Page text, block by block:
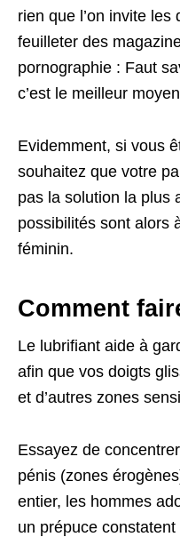
rien que l’on invite
feuilleter des
pornographie : Faut
c’est le meilleur
Evidemment, si vous
souhaitez que votre
pas la solution la plus
possibilités sont alors
féminin.
Comment
Le lubrifiant aide à
afin que vos doigts
et d’autres zones
Essayez de
pénis (zones
entier, les hommes
un prépuce